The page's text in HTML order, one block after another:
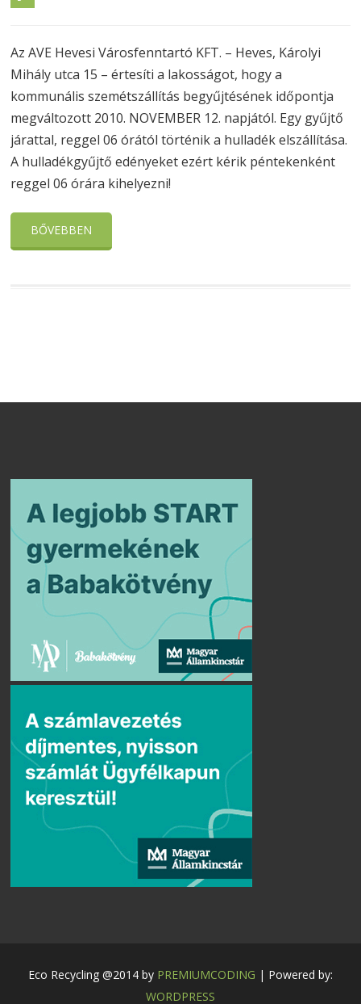
Az AVE Hevesi Városfenntartó KFT. – Heves, Károlyi
Mihály utca 15 – értesíti a lakosságot, hogy a
kommunális szemétszállítás begyűjtésének időpontja
megváltozott 2010. NOVEMBER 12. napjától. Egy gyűjtő
járattal, reggel 06 órától történik a hulladék elszállítása.
A hulladékgyűjtő edényeket ezért kérik péntekenként
reggel 06 órára kihelyezni!
BŐVEBBEN
Eco Recycling @2014 by PREMIUMCODING | Powered by:
WORDPRESS